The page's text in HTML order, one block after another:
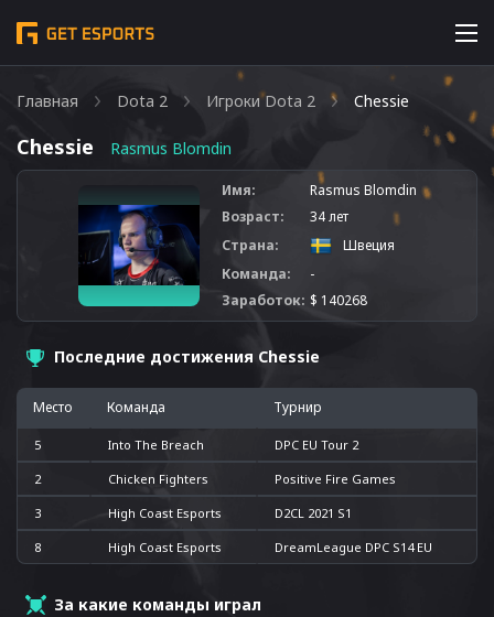
Главная Dota 2 Игроки Dota 2 Chessie
Chessie Rasmus Blomdin
Имя:
Rasmus Blomdin
Возраст:
34 лет
Страна:
Швеция
Команда:
-
Заработок: $ 140268
Последние достижения Chessie
Место Команда Турнир
5 Into The Breach DPC EU Tour 2
2 Chicken Fighters Positive Fire Games
3 High Coast Esports D2CL 2021 S1
8 High Coast Esports DreamLeague DPC S14 EU
За какие команды играл